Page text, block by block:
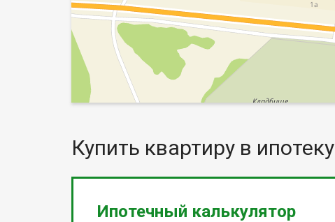
Купить квартиру в ипотеку
Ипотечный калькулятор